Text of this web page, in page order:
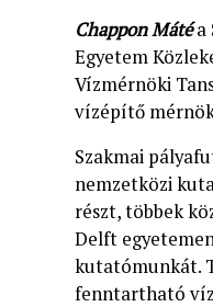
Chappon Mátéa
Egyetem
Vízmérnöki
vízépítő
Szakmai
nemzetközi
részt, többek
Delft
kutatómunkát.
fenntartható